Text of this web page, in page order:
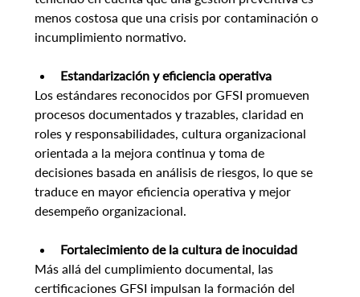
menos costosa que una crisis por contaminación o
incumplimiento normativo.
Estandarización y eficiencia operativa
Los estándares reconocidos por GFSI promueven
procesos documentados y trazables, claridad en
roles y responsabilidades, cultura organizacional
orientada a la mejora continua y toma de
decisiones basada en análisis de riesgos, lo que se
traduce en mayor eficiencia operativa y mejor
desempeño organizacional.
Fortalecimiento de la cultura de inocuidad
Más allá del cumplimiento documental, las
certificaciones GFSI impulsan la formación del